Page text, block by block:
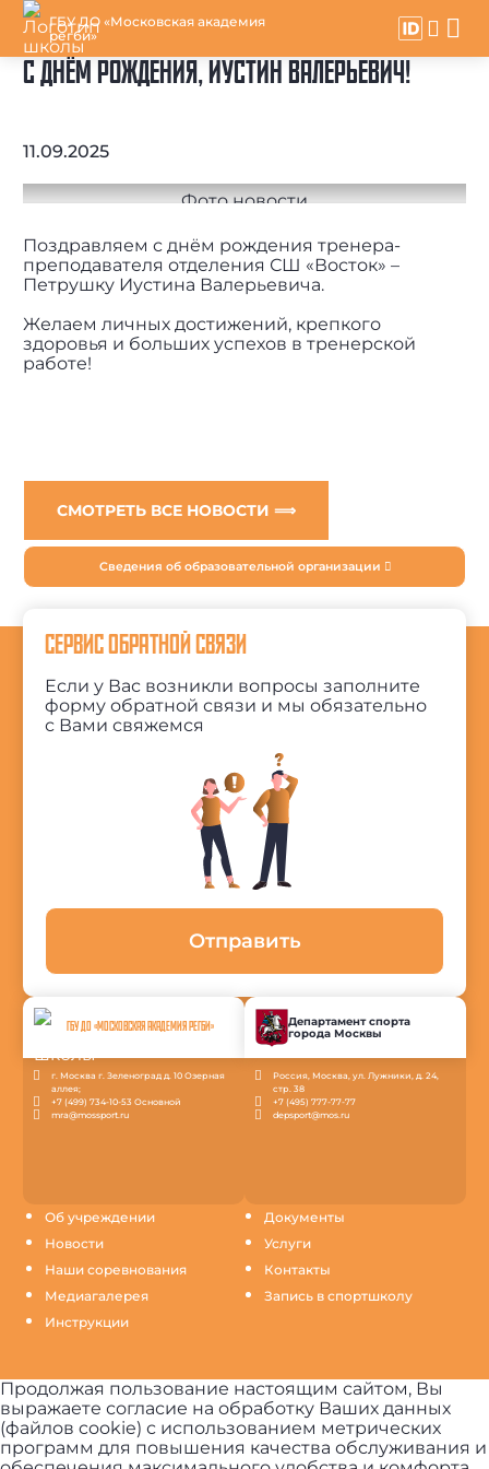
ГБУ ДО «Московская академия
регби»
С ДНЁМ РОЖДЕНИЯ, ИУСТИН ВАЛЕРЬЕВИЧ!
11.09.2025
Поздравляем с днём рождения тренера-
преподавателя отделения СШ «Восток» –
Петрушку Иустина Валерьевича.
Желаем личных достижений, крепкого
здоровья и больших успехов в тренерской
работе!
СМОТРЕТЬ ВСЕ НОВОСТИ ⟹
Сведения об образовательной организации
Об учреждении
Новости
Наши соревнования
Медиагалерея
Инструкции
Документы
Услуги
Контакты
Запись в спортшколу
СЕРВИС ОБРАТНОЙ СВЯЗИ
Если у Вас возникли вопросы заполните
форму обратной связи и мы обязательно
с Вами свяжемся
Отправить
ГБУ ДО «МОСКОВСКАЯ АКАДЕМИЯ РЕГБИ»
г. Москва г. Зеленоград д. 10 Озерная
аллея;
+7 (499) 734-10-53 Основной
mra@mossport.ru
Департамент спорта
города Москвы
Россия, Москва, ул. Лужники, д. 24,
стр. 38
+7 (495) 777-77-77
depsport@mos.ru
Продолжая пользование настоящим сайтом, Вы
выражаете согласие на обработку Ваших данных
(файлов cookie) с использованием метрических
программ для повышения качества обслуживания и